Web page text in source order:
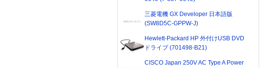
三菱電機 GX Developer 日本語版
(SW8D5C-GPPW-J)
Hewlett-Packard HP 外付けUSB DVD
ドライブ (701498-B21)
CISCO Japan 250V AC Type A Power